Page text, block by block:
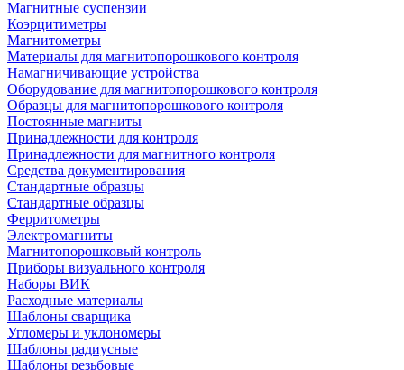
Магнитные суспензии
Коэрцитиметры
Магнитометры
Материалы для магнитопорошкового контроля
Намагничивающие устройства
Оборудование для магнитопорошкового контроля
Образцы для магнитопорошкового контроля
Постоянные магниты
Принадлежности для контроля
Принадлежности для магнитного контроля
Средства документирования
Стандартные образцы
Стандартные образцы
Ферритометры
Электромагниты
Магнитопорошковый контроль
Приборы визуального контроля
Наборы ВИК
Расходные материалы
Шаблоны сварщика
Угломеры и уклономеры
Шаблоны радиусные
Шаблоны резьбовые